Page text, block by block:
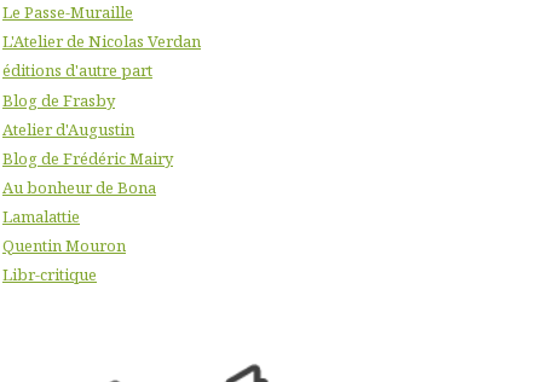
Le Passe-Muraille
L'Atelier de Nicolas Verdan
éditions d'autre part
Blog de Frasby
Atelier d'Augustin
Blog de Frédéric Mairy
Au bonheur de Bona
Lamalattie
Quentin Mouron
Libr-critique